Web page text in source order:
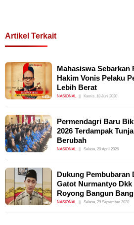
Artikel Terkait
Mahasiswa Sebarkan
Hakim Vonis Pelaku
Lebih Berat
NASIONAL Kamis, 18 Juni 2020
Permendagri Baru
2026 Terdampak
Berubah
NASIONAL Selasa, 28 April 2026
Dukung Pembubaran
Gatot Nurmantyo
Royong Bangun
NASIONAL Selasa, 29 September 2020